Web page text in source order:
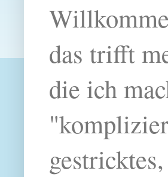
das trifft
die ich